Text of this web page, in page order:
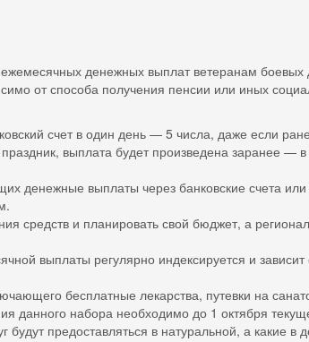
денежных выплат ветеранам боевых
от способа получения пенсии или иных
счет в один день — 5 числа, даже если
выплата будет произведена заранее — в
денежные выплаты через банковские счета
средств и планировать свой бюджет, а
выплаты регулярно индексируется и зависит
бесплатные лекарства, путевки на
данного набора необходимо до 1 октября
предоставляться в натуральной, а какие в